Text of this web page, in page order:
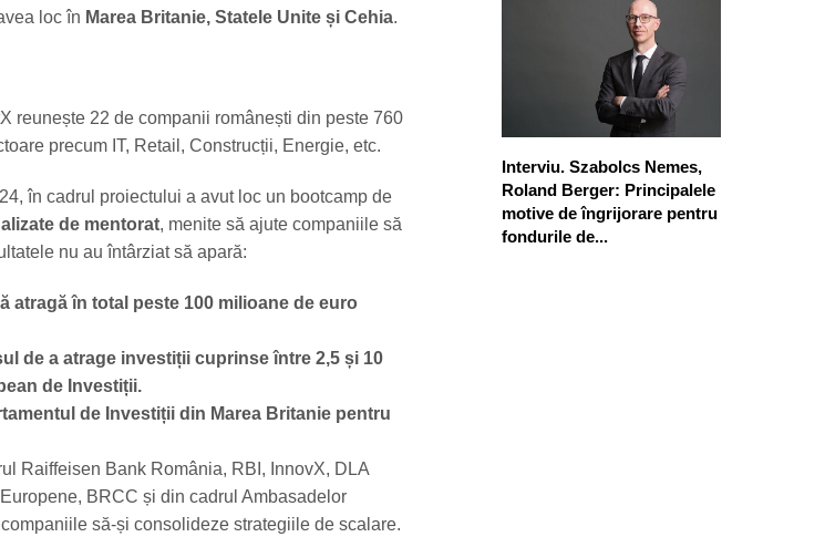
loc în Marea Britanie, Statele Unite și Cehia.
reunește 22 de companii românești din peste 760
precum IT, Retail, Construcții, Energie, etc.
în cadrul proiectului a avut loc un bootcamp de
de mentorat, menite să ajute companiile să
nu au întârziat să apară:
atragă în total peste 100 milioane de euro
de a atrage investiții cuprinse între 2,5 și 10
de Investiții.
de Investiții din Marea Britanie pentru
Raiffeisen Bank România, RBI, InnovX, DLA
BRCC și din cadrul Ambasadelor
să-și consolideze strategiile de scalare.
Interviu. Szabolcs Nemes,
Roland Berger: Principalele
motive de îngrijorare pentru
fondurile de...